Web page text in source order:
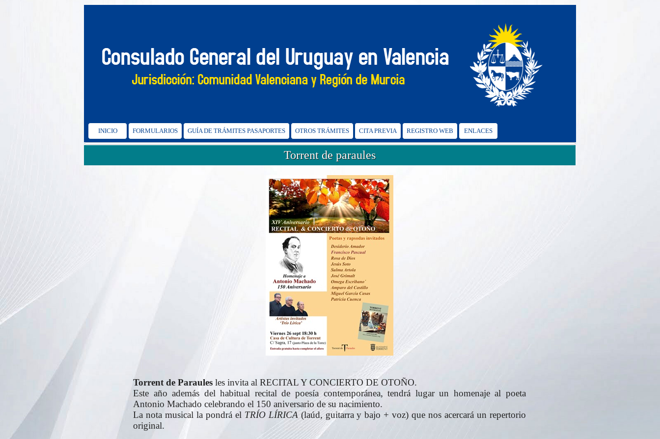
INICIO FORMULARIOS GUÍA DE TRÁMITES PASAPORTES OTROS TRÁMITES CITA PREVIA REGISTRO WEB ENLACES
Torrent de paraules
Torrent de Paraules les invita al RECITAL Y CONCIERTO DE OTOÑO.
Este año además del habitual recital de poesía contemporánea, tendrá lugar un homenaje al poeta
Antonio Machado celebrando el 150 aniversario de su nacimiento.
La nota musical la pondrá el TRÍO LÍRICA (laúd, guitarra y bajo + voz) que nos acercará un repertorio
original.